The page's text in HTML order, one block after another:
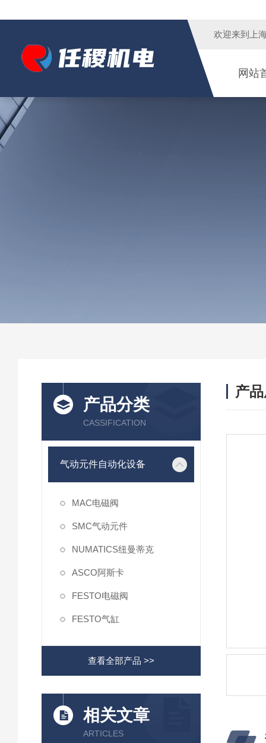
欢迎来到 上
网站
产品分类
CASSIFICATION
气动元件自动化设备
MAC电磁阀
SMC气动元件
NUMATICS纽曼蒂克
ASCO阿斯卡
FESTO电磁阀
FESTO气缸
查看全部产品 >>
相关文章
ARTICLES
产